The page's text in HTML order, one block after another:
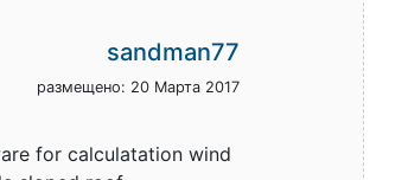
sandman77
размещено: 20 Марта 2017
for calculatation wind